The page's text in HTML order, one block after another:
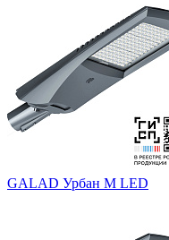
GALAD Урбан M LED